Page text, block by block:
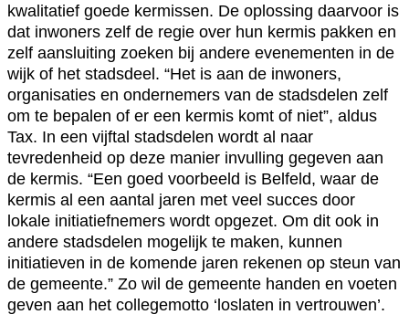
kwalitatief goede kermissen. De oplossing daarvoor is
dat inwoners zelf de regie over hun kermis pakken en
zelf aansluiting zoeken bij andere evenementen in de
wijk of het stadsdeel. “Het is aan de inwoners,
organisaties en ondernemers van de stadsdelen zelf
om te bepalen of er een kermis komt of niet”, aldus
Tax. In een vijftal stadsdelen wordt al naar
tevredenheid op deze manier invulling gegeven aan
de kermis. “Een goed voorbeeld is Belfeld, waar de
kermis al een aantal jaren met veel succes door
lokale initiatiefnemers wordt opgezet. Om dit ook in
andere stadsdelen mogelijk te maken, kunnen
initiatieven in de komende jaren rekenen op steun van
de gemeente.” Zo wil de gemeente handen en voeten
geven aan het collegemotto ‘loslaten in vertrouwen’.